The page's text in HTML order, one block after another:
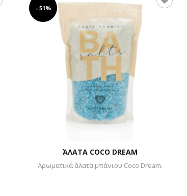
- 51%
ΆΛΑΤΑ COCO DREAM
Αρωματικά άλατα μπάνιου Coco Dream.